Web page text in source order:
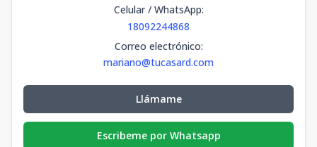
Celular / WhatsApp:
18092244868
Correo electrónico:
mariano@tucasard.com
Llámame
Escribeme por Whatsapp